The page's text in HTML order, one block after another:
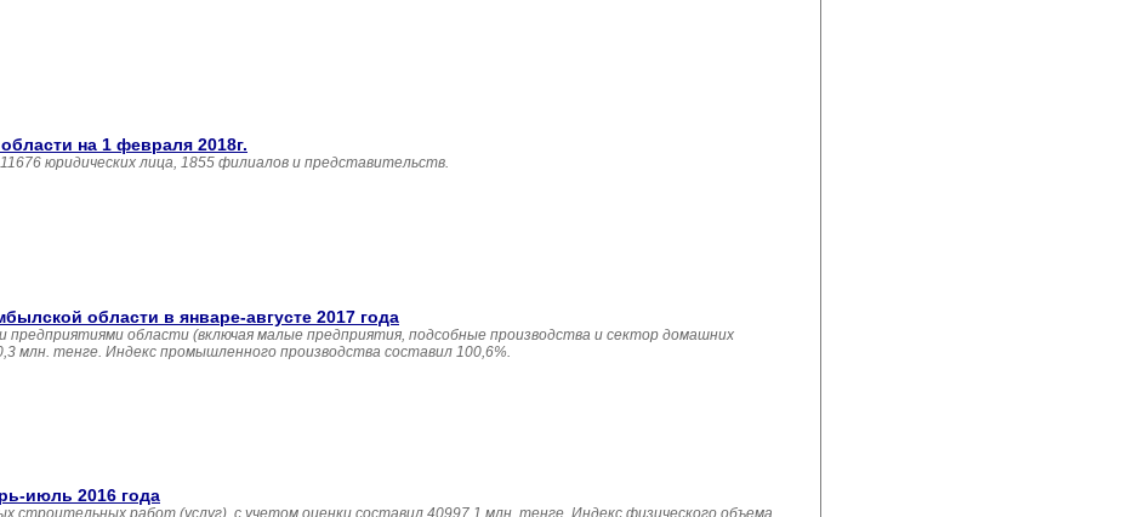
на 1 февраля 2018г.
юридических лица, 1855 филиалов и представительств.
области в январе-августе 2017 года
предприятиями области (включая малые предприятия, подсобные производства и сектор домашних
млн. тенге. Индекс промышленного производства составил 100,6%.
июль 2016 года
строительных работ (услуг), с учетом оценки составил 40997,1 млн. тенге. Индекс физического объема